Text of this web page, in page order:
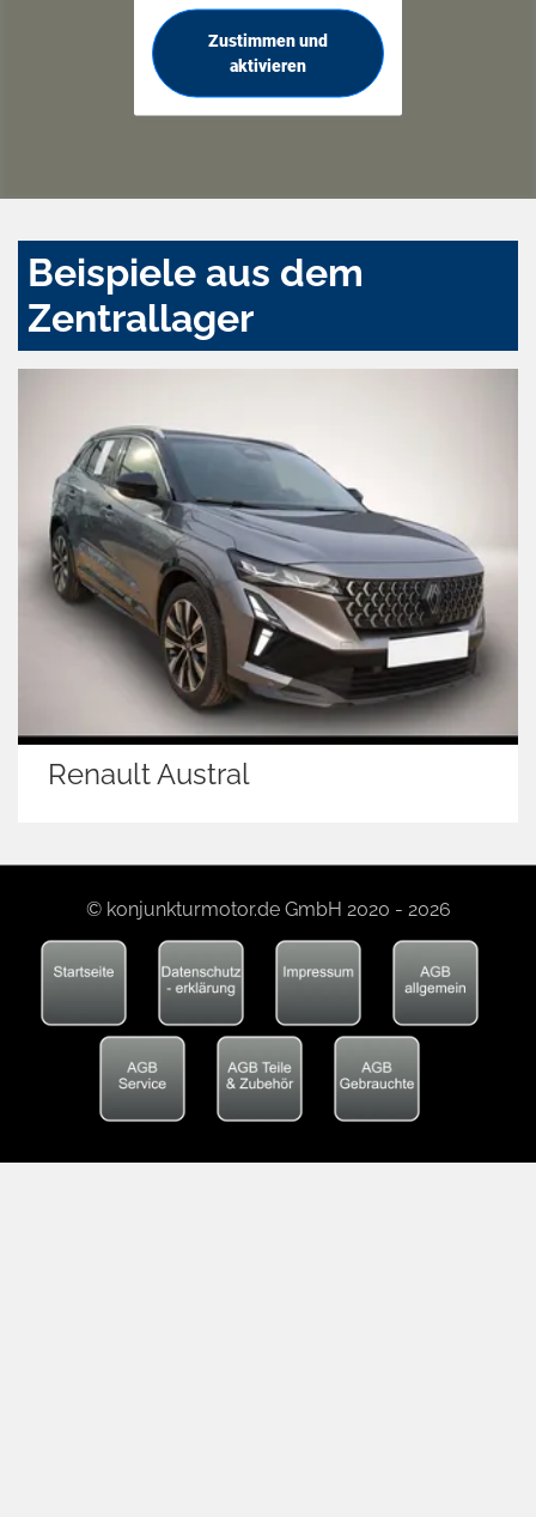
Zustimmen und
aktivieren
Beispiele aus dem
Zentrallager
Renault Austral
© konjunkturmotor.de GmbH 2020 - 2026